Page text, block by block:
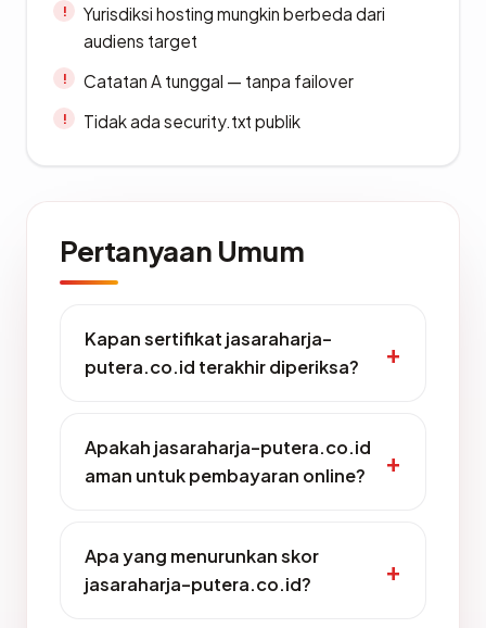
Yurisdiksi hosting mungkin berbeda dari
audiens target
Catatan A tunggal — tanpa failover
Tidak ada security.txt publik
Pertanyaan Umum
Kapan sertifikat jasaraharja-
putera.co.id terakhir diperiksa?
Apakah jasaraharja-putera.co.id
aman untuk pembayaran online?
Apa yang menurunkan skor
jasaraharja-putera.co.id?